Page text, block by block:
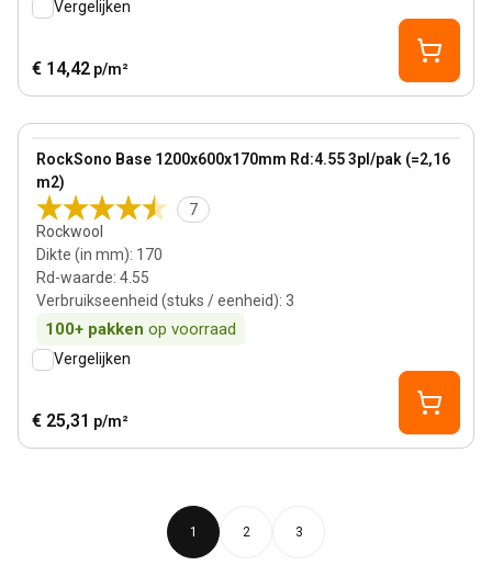
Vergelijken
€ 14,42 p/m²
RockSono Base 1200x600x170mm Rd:4.55 3pl/pak (=2,16
m2)
7
Rockwool
Dikte (in mm): 170
Rd-waarde: 4.55
Verbruikseenheid (stuks / eenheid): 3
100+ pakken op voorraad
View product
Vergelijken
€ 25,31 p/m²
1 2 3